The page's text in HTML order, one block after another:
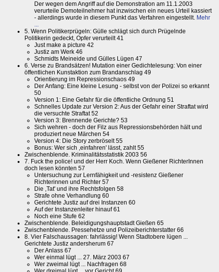
Der wegen dem Angriff auf die Demonstration am 11.1.2003
verurteile Demoteilnehmer hat inzwischen ein neues Urteil kassiert
- allerdings wurde in diesem Punkt das Verfahren eingestellt. Mehr
...
5. Wenn Politikerprügeln: Gülle schlägt sich durch Prügelnde
Politikerin gedeckt, Opfer verurteilt 41
Just make a picture 42
Justiz am Werk 46
Schmidts Meineide und Gülles Lügen 47
6. Verse zu Brandsätzen! Mutation einer Gedichtelesung: Von einer
öffentlichen Kunstaktion zum Brandanschlag 49
Orientierung im Repressionschaos 49
Der Anfang: Eine kleine Lesung - selbst von der Polizei so erkannt
50
Version 1: Eine Gefahr für die öffentliche Ordnung 51
Schnelles Update zur Version 2: Aus der Gefahr einer Straftat wird
die versuchte Straftat 52
Version 3: Brennende Gerichte? 53
Sich wehren - doch der Filz aus Repressionsbehörden hält und
produziert neue Märchen 54
Version 4: Die Story zerbröselt 55
Bonus: Wer sich ,einfahren' lässt, zahlt 55
Zwischenblende. Kriminalitätsstatistik 2003 56
7. Fuck the police! und der Herr Koch. Wenn Gießener RichterInnen
doch lesen könnten 57
Untersuchung zur Lernfähigkeit und -resistenz Gießener
Richterinnen und Richter 57
Die ,Tat' und ihre Rechtsfolgen 58
Strafe ohne Verhandlung 60
Gerichtete Justiz auf drei Instanzen 60
Auf der Instanzenleiter hinauf 61
Noch eine Stufe 62
Zwischenblende. Beleidigungshauptstadt Gießen 65
Zwischenblende. Pressehetze und Polizeiberichterstatter 66
8. Vier Falschaussagen: fahrlässig! Wenn Stadtobere lügen ...
Gerichtete Justiz andersherum 67
Der Anlass 67
Wer einmal lügt ... 27. März 2003 67
Wer zweimal lügt ... Nachfragen 68